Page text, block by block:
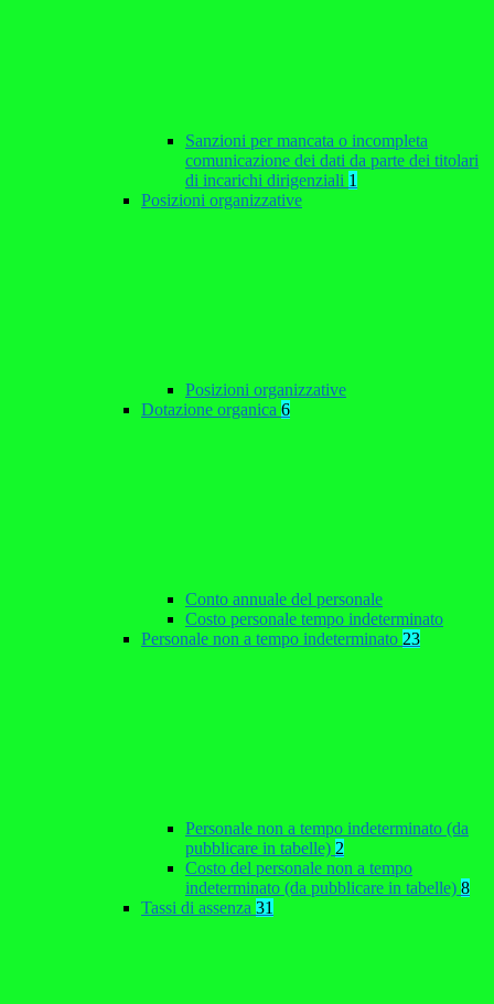
Sanzioni per mancata o incompleta
comunicazione dei dati da parte dei titolari
di incarichi dirigenziali 1
Posizioni organizzative
Posizioni organizzative
Dotazione organica 6
Conto annuale del personale
Costo personale tempo indeterminato
Personale non a tempo indeterminato 23
Personale non a tempo indeterminato (da
pubblicare in tabelle) 2
Costo del personale non a tempo
indeterminato (da pubblicare in tabelle) 8
Tassi di assenza 31